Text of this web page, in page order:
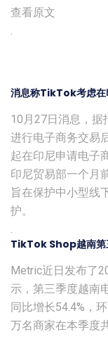
查看原文
.
消息称TikTok考虑在
10月27日消息，据
进行电子商务交易
起在印尼申请电子
印尼贸易部一个月
旨在保护中小型线
护。
.
TikTok Shop越南第
Metric近日发布了
示，第三季度越南
同比增长54.4%，
万名商家在本季度